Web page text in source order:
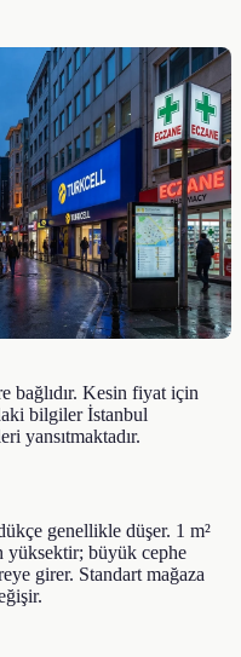
bağlıdır. Kesin fiyat için
bilgiler İstanbul
yansıtmaktadır.
genellikle düşer. 1 m²
yüksektir; büyük cephe
girer. Standart mağaza